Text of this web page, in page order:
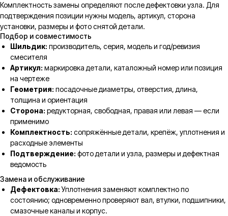
Комплектность замены определяют после дефектовки узла. Для
подтверждения позиции нужны модель, артикул, сторона
установки, размеры и фото снятой детали.
Подбор и совместимость
Шильдик: производитель, серия, модель и год/ревизия
смесителя
Артикул: маркировка детали, каталожный номер или позиция
на чертеже
Геометрия: посадочные диаметры, отверстия, длина,
толщина и ориентация
Сторона: редукторная, свободная, правая или левая — если
применимо
Комплектность: сопряжённые детали, крепёж, уплотнения и
расходные элементы
Подтверждение: фото детали и узла, размеры и дефектная
ведомость
Замена и обслуживание
Дефектовка:Уплотнения заменяют комплектно по
состоянию; одновременно проверяют вал, втулки, подшипники,
смазочные каналы и корпус.